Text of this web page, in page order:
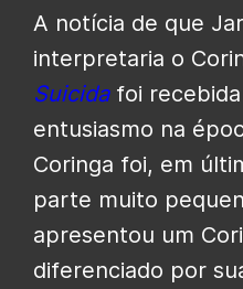
A notícia de que
interpretaria o
Suicida foi
entusiasmo na
Coringa foi, em
parte muito
apresentou um
diferenciado por